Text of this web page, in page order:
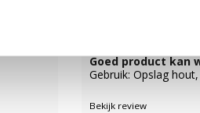
Goed product kan
Gebruik: Opslag
Bekijk review